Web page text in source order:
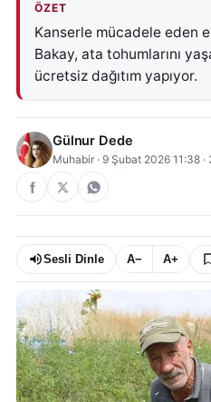
ÖZET
Kanserle mücadele eden
Bakay, ata tohumlarını
ücretsiz dağıtım yapıyor.
Gülnur Dede
Muhabir · 9 Şubat 2026 11:38 ·
Sesli Dinle A− A+